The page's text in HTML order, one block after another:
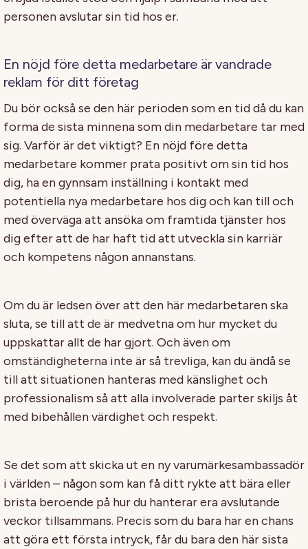
personen avslutar sin tid hos er.
En nöjd före detta medarbetare är vandrade
reklam för ditt företag
Du bör också se den här perioden som en tid då du kan
forma de sista minnena som din medarbetare tar med
sig. Varför är det viktigt? En nöjd före detta
medarbetare kommer prata positivt om sin tid hos
dig, ha en gynnsam inställning i kontakt med
potentiella nya medarbetare hos dig och kan till och
med överväga att ansöka om framtida tjänster hos
dig efter att de har haft tid att utveckla sin karriär
och kompetens någon annanstans.
Om du är ledsen över att den här medarbetaren ska
sluta, se till att de är medvetna om hur mycket du
uppskattar allt de har gjort. Och även om
omständigheterna inte är så trevliga, kan du ändå se
till att situationen hanteras med känslighet och
professionalism så att alla involverade parter skiljs åt
med bibehållen värdighet och respekt.
Se det som att skicka ut en ny varumärkesambassadör
i världen – någon som kan få ditt rykte att bära eller
brista beroende på hur du hanterar era avslutande
veckor tillsammans. Precis som du bara har en chans
att göra ett första intryck, får du bara den här sista